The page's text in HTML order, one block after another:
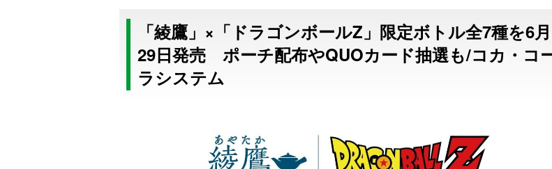
「綾鷹」×「ドラゴンボールZ」限定ボトル全7種を6月
29日発売 ポーチ配布やQUOカード抽選も/コカ・コ
ラシステム